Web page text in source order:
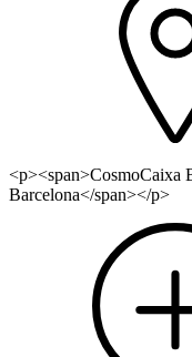
<p><span>CosmoCaixa
Barcelona</span></p>